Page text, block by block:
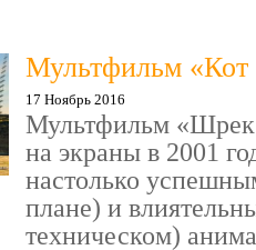
Мультфильм «Кот
17 Ноябрь 2016
Мультфильм
на экраны в 2001
настолько
плане) и
техническом)